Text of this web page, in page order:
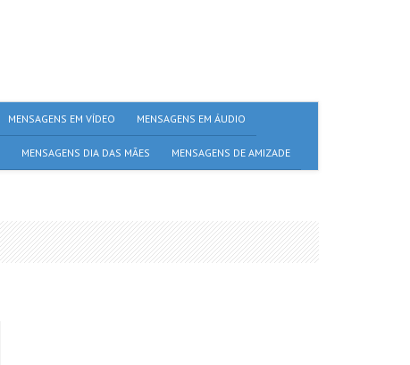
MENSAGENS EM VÍDEO MENSAGENS EM ÁUDIO
MENSAGENS DIA DAS MÃES MENSAGENS DE AMIZADE